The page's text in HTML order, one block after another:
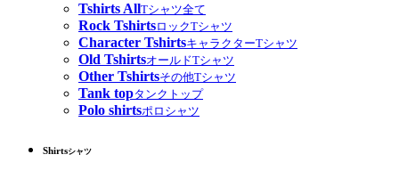
Tshirts AllTシャツ全て
Rock TshirtsロックTシャツ
Character TshirtsキャラクターTシャツ
Old TshirtsオールドTシャツ
Other Tshirtsその他Tシャツ
Tank topタンクトップ
Polo shirtsポロシャツ
Shirtsシャツ